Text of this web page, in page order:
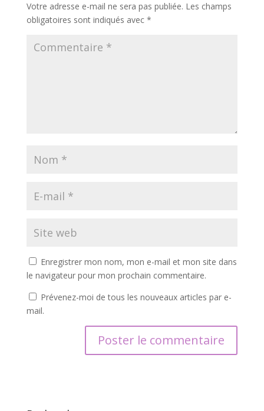
Votre adresse e-mail ne sera pas publiée. Les champs
obligatoires sont indiqués avec *
Enregistrer mon nom, mon e-mail et mon site dans
le navigateur pour mon prochain commentaire.
Prévenez-moi de tous les nouveaux articles par e-
mail.